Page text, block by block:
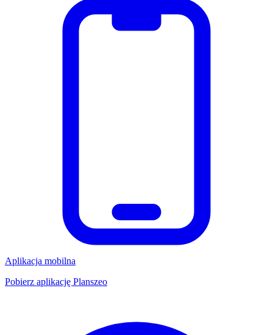
Aplikacja mobilna
Pobierz aplikację Planszeo